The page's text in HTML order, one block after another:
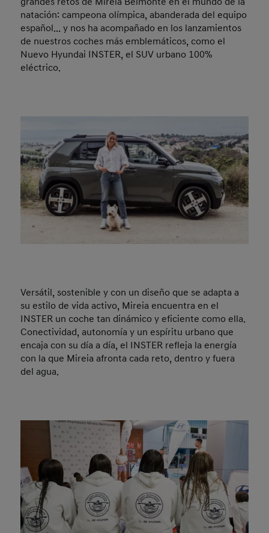
natación: campeona olímpica, abanderada del equipo
español... y nos ha acompañado en los lanzamientos
de nuestros coches más emblemáticos, como el
Nuevo Hyundai INSTER, el SUV urbano 100%
eléctrico.
Versátil, sostenible y con un diseño que se adapta a
su estilo de vida activo, Mireia encuentra en el
INSTER un coche tan dinámico y eficiente como ella.
Conectividad, autonomía y un espíritu urbano que
encaja con su día a día, el INSTER refleja la energía
con la que Mireia afronta cada reto, dentro y fuera
del agua.